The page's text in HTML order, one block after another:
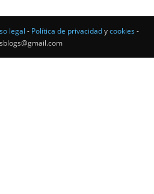
legal - Política de privacidadycookies -